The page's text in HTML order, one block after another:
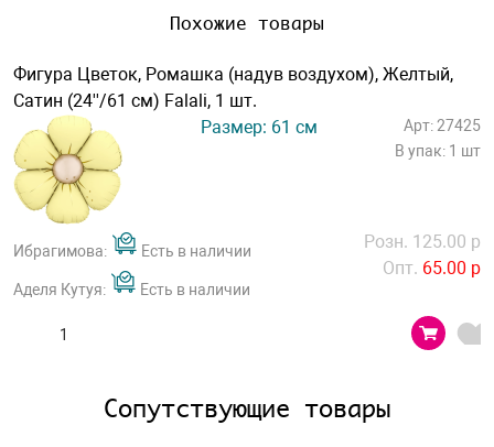
Похожие товары
Фигура Цветок, Ромашка (надув воздухом), Желтый,
Сатин (24''/61 см) Falali, 1 шт.
Размер: 61 см
Арт: 27425
В упак: 1 шт
Ибрагимова: Есть в наличии
Аделя Кутуя: Есть в наличии
Розн. 125.00 р
Опт. 65.00 р
Сопутствующие товары